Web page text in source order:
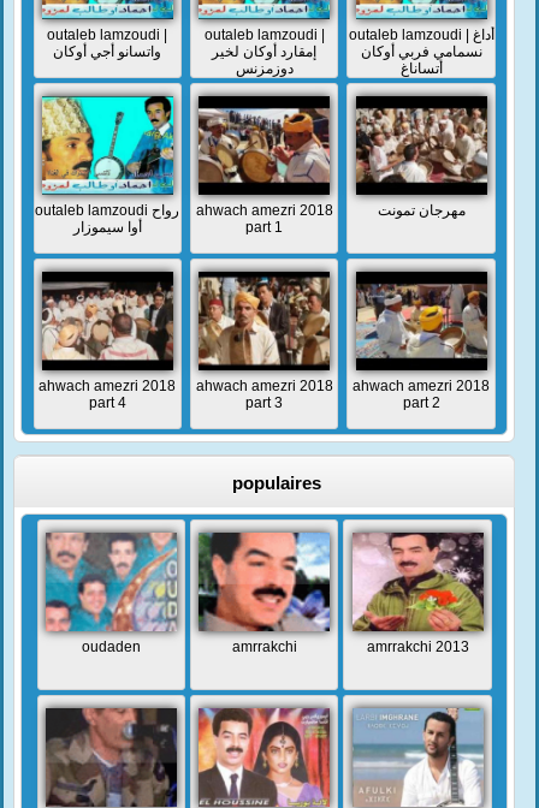
outaleb lamzoudi |
واتسانو أجي أوكان
outaleb lamzoudi |
إمقارد أوكان لخير
دوزمزنس
outaleb lamzoudi | أداغ
نسمامي فربي أوكان
أتساناغ
outaleb lamzoudi رواح
أوا سيموزار
ahwach amezri 2018
part 1
مهرجان تمونت
ahwach amezri 2018
part 4
ahwach amezri 2018
part 3
ahwach amezri 2018
part 2
populaires
oudaden amrrakchi amrrakchi 2013